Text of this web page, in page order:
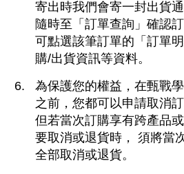
寄出時我們會寄一封出貨
隨時至「訂單查詢」確認
可點選該筆訂單的「訂單
購/出貨資訊等資料。
為保護您的權益，在甄戰
之前，您都可以申請取消
但若當次訂購享有跨產品
要取消或退貨時， 須將當
全部取消或退貨。